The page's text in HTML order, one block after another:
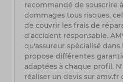
recommandé de souscrire
dommages tous risques,
de couvrir les frais de
d'accident responsable.
qu'assureur spécialisé dans
propose différentes
adaptées à chaque profil.
réaliser un devis sur amv.fr